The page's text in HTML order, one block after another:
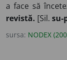
a face să
revistă. [Sil. su-
sursa: NODEX